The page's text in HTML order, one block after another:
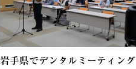
岩手県でデンタルミーティング